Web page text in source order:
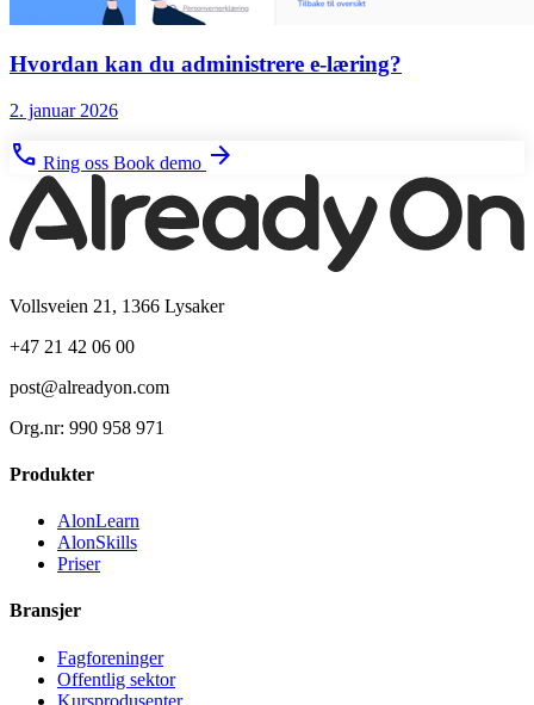
Hvordan kan du administrere e-læring?
2. januar 2026
phone Ring oss Book demo arrow_forward
Vollsveien 21, 1366 Lysaker
+47 21 42 06 00
post@alreadyon.com
Org.nr: 990 958 971
Produkter
AlonLearn
AlonSkills
Priser
Bransjer
Fagforeninger
Offentlig sektor
Kursprodusenter